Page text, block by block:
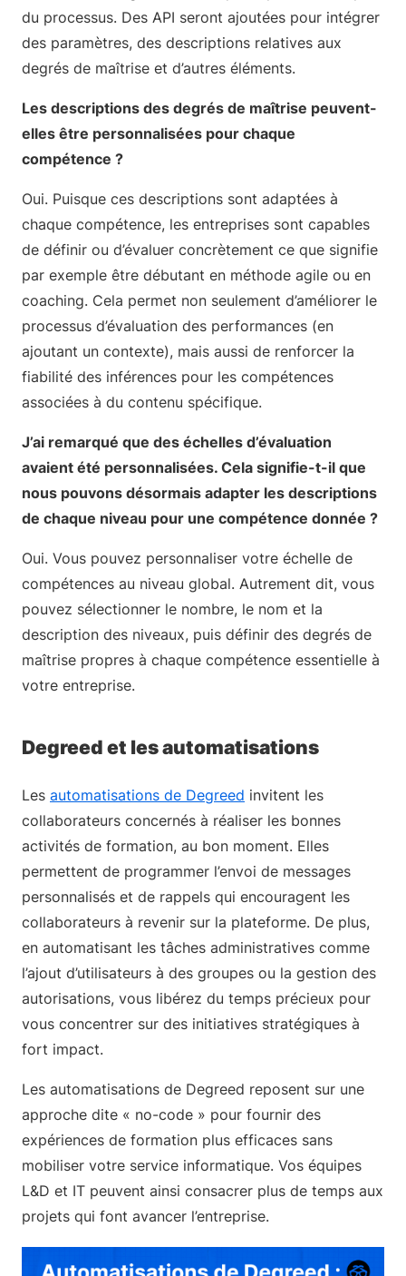
du processus. Des API seront ajoutées pour intégrer
des paramètres, des descriptions relatives aux
degrés de maîtrise et d’autres éléments.
Les descriptions des degrés de maîtrise peuvent-
elles être personnalisées pour chaque
compétence ?
Oui. Puisque ces descriptions sont adaptées à
chaque compétence, les entreprises sont capables
de définir ou d’évaluer concrètement ce que signifie
par exemple être débutant en méthode agile ou en
coaching. Cela permet non seulement d’améliorer le
processus d’évaluation des performances (en
ajoutant un contexte), mais aussi de renforcer la
fiabilité des inférences pour les compétences
associées à du contenu spécifique.
J’ai remarqué que des échelles d’évaluation
avaient été personnalisées. Cela signifie-t-il que
nous pouvons désormais adapter les descriptions
de chaque niveau pour une compétence donnée ?
Oui. Vous pouvez personnaliser votre échelle de
compétences au niveau global. Autrement dit, vous
pouvez sélectionner le nombre, le nom et la
description des niveaux, puis définir des degrés de
maîtrise propres à chaque compétence essentielle à
votre entreprise.
Degreed et les automatisations
Les automatisations de Degreed invitent les
collaborateurs concernés à réaliser les bonnes
activités de formation, au bon moment. Elles
permettent de programmer l’envoi de messages
personnalisés et de rappels qui encouragent les
collaborateurs à revenir sur la plateforme. De plus,
en automatisant les tâches administratives comme
l’ajout d’utilisateurs à des groupes ou la gestion des
autorisations, vous libérez du temps précieux pour
vous concentrer sur des initiatives stratégiques à
fort impact.
Les automatisations de Degreed reposent sur une
approche dite « no-code » pour fournir des
expériences de formation plus efficaces sans
mobiliser votre service informatique. Vos équipes
L&D et IT peuvent ainsi consacrer plus de temps aux
projets qui font avancer l’entreprise.